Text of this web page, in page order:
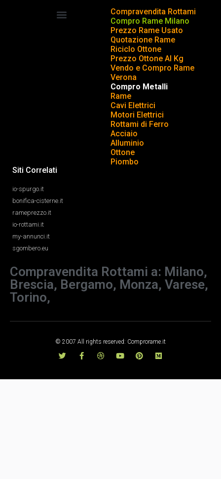
Compravendita Rottami
Compro Rame Milano
Prezzo Rame Usato
Quotazione Rame
Riciclo Ottone
Prezzo Ottone Al Kg
Vendo e Compro Rame
Verona
Compro Metalli
Rame
Cavi Elettrici
Motori Elettrici
Rottami di Ferro
Acciaio
Alluminio
Ottone
Piombo
Siti Correlati
io-spurgo.it
bonifica-cisterne.it
rameprezzo.it
io-rottami.it
my-annunci.it
sgombero.eu
Compravendita Rottami a: Milano,
Brescia, Bergamo, Monza, Varese,
Torino,
© 2007 All rights reserved: Comprorame.it